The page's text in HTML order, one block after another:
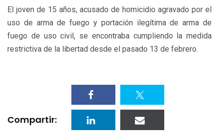
El joven de 15 años, acusado de homicidio agravado por el
uso de arma de fuego y portación ilegítima de arma de
fuego de uso civil, se encontraba cumpliendo la medida
restrictiva de la libertad desde el pasado 13 de febrero.
Compartir: